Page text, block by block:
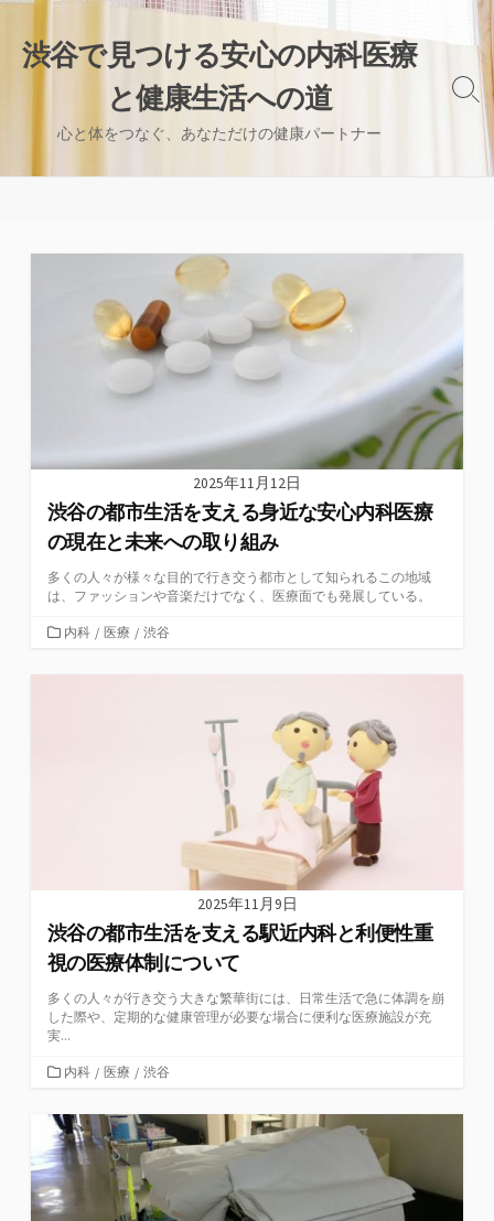
ス
渋谷で見つける安心の内科医療
と健康生活への道
心と体をつなぐ、あなただけの健康パートナー
検
2025年11月12日
渋谷の都市生活を支える身近な安心内科医療
の現在と未来への取り組み
多くの人々が様々な目的で行き交う都市として知られるこの地域
は、ファッションや音楽だけでなく、医療面でも発展している。
カ
ゴ
内科 / 医療 / 渋谷
2025年11月9日
渋谷の都市生活を支える駅近内科と利便性重
視の医療体制について
多くの人々が行き交う大きな繁華街には、日常生活で急に体調を崩
した際や、定期的な健康管理が必要な場合に便利な医療施設が充
実...
カ
ゴ
リ
ー
内科 / 医療 / 渋谷